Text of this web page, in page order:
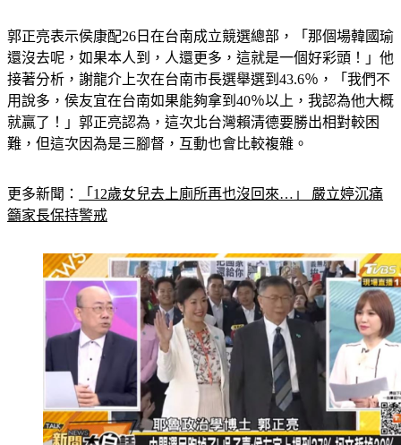
郭正亮表示侯康配26日在台南成立競選總部，「那個場韓國瑜
還沒去呢，如果本人到，人還更多，這就是一個好彩頭！」他
接著分析，謝龍介上次在台南市長選舉選到43.6％，「我們不
用說多，侯友宜在台南如果能夠拿到40％以上，我認為他大概
就贏了！」郭正亮認為，這次北台灣賴清德要勝出相對較困
難，但這次因為是三腳督，互動也會比較複雜。
更多新聞：
「12歲女兒去上廁所再也沒回來…」 嚴立婷沉痛
籲家長保持警戒